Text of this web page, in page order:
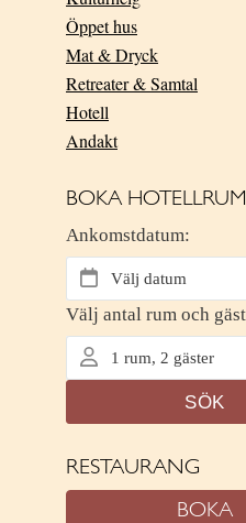
Öppet hus
Mat & Dryck
Retreater & Samtal
Hotell
Andakt
BOKA HOTELLRUM
RESTAURANG
BOKA